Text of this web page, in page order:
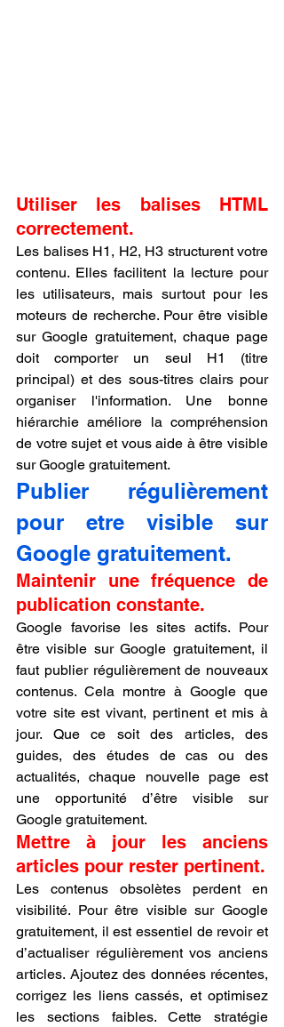
Utiliser les balises HTML
correctement.
Les balises H1, H2, H3 structurent votre
contenu. Elles facilitent la lecture pour
les utilisateurs, mais surtout pour les
moteurs de recherche. Pour être visible
sur Google gratuitement, chaque page
doit comporter un seul H1 (titre
principal) et des sous-titres clairs pour
organiser l'information. Une bonne
hiérarchie améliore la compréhension
de votre sujet et vous aide à être visible
sur Google gratuitement.
Publier régulièrement
pour etre visible sur
Google gratuitement.
Maintenir une fréquence de
publication constante.
Google favorise les sites actifs. Pour
être visible sur Google gratuitement, il
faut publier régulièrement de nouveaux
contenus. Cela montre à Google que
votre site est vivant, pertinent et mis à
jour. Que ce soit des articles, des
guides, des études de cas ou des
actualités, chaque nouvelle page est
une opportunité d’être visible sur
Google gratuitement.
Mettre à jour les anciens
articles pour rester pertinent.
Les contenus obsolètes perdent en
visibilité. Pour être visible sur Google
gratuitement, il est essentiel de revoir et
d’actualiser régulièrement vos anciens
articles. Ajoutez des données récentes,
corrigez les liens cassés, et optimisez
les sections faibles. Cette stratégie